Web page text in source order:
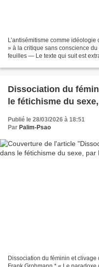
L’antisémitisme comme
» à la critique sans conscience
feuilles — Le texte qui suit est
Dissociation du
le fétichisme du
Publié le 28/03/2026 à 18:51
Par Palim-Psao
Dissociation du féminin et